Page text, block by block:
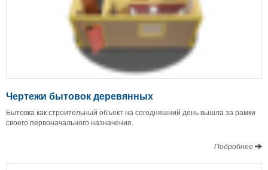
Чертежи бытовок деревянных
Бытовка как строительный объект на сегодняшний день вышла за рамки
своего первоначального назначения.
Подробнее